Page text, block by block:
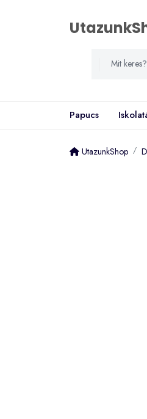
Papucs
UtazunkShop